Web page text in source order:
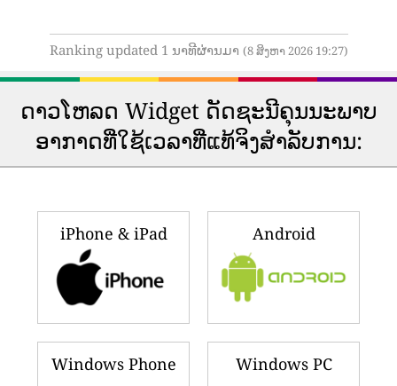
Ranking updated 1 ນາທີຜ່ານມາ (8 ສິງຫາ 2026 19:27)
ດາວ​ໂຫລດ Widget ດັດ​ຊະ​ນີ​ຄຸນ​ນະ​ພາບ​
ອາ​ກາດ​ທີ່​ໃຊ້​ເວ​ລາ​ທີ່​ແທ້​ຈິງ​ສໍາ​ລັບ​ການ​:
iPhone & iPad Android
Windows Phone Windows PC